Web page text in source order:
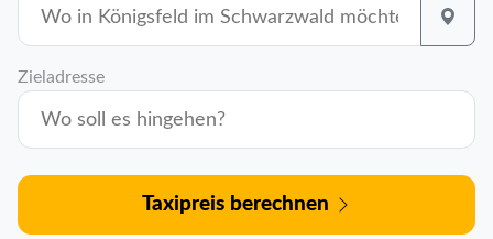
Zieladresse
Taxipreis berechnen